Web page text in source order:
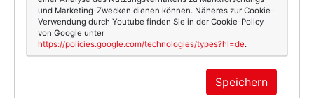
und Marketing-Zwecken dienen können. Näheres zur Cookie-
Verwendung durch Youtube finden Sie in der Cookie-Policy
von Google unter
https://policies.google.com/technologies/types?hl=de.
Speichern